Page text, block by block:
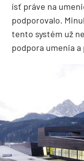
ísť práve na
podporovalo.
tento systém už
podpora umenia